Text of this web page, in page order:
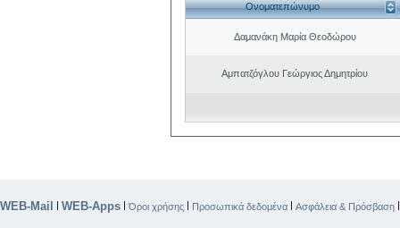
Ονοματεπώνυμο
Δαμανάκη Μαρία Θεοδώρου
Αμπατζόγλου Γεώργιος Δημητρίου
WEB-Mail | WEB-Apps |Όροι χρήσης | Προσωπικά δεδομένα | Ασφάλεια & Πρόσβαση